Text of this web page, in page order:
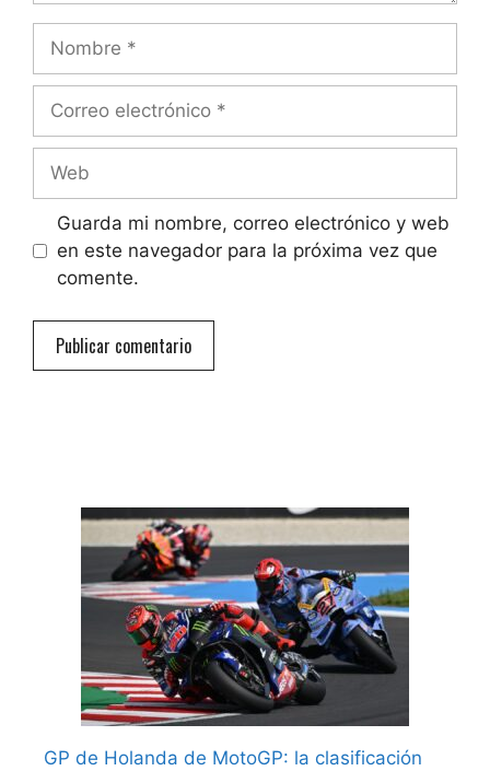
Nombre
Correo
Web
Guarda mi nombre, correo electrónico y web
en este navegador para la próxima vez que
comente.
GP de Holanda de MotoGP: la clasificación